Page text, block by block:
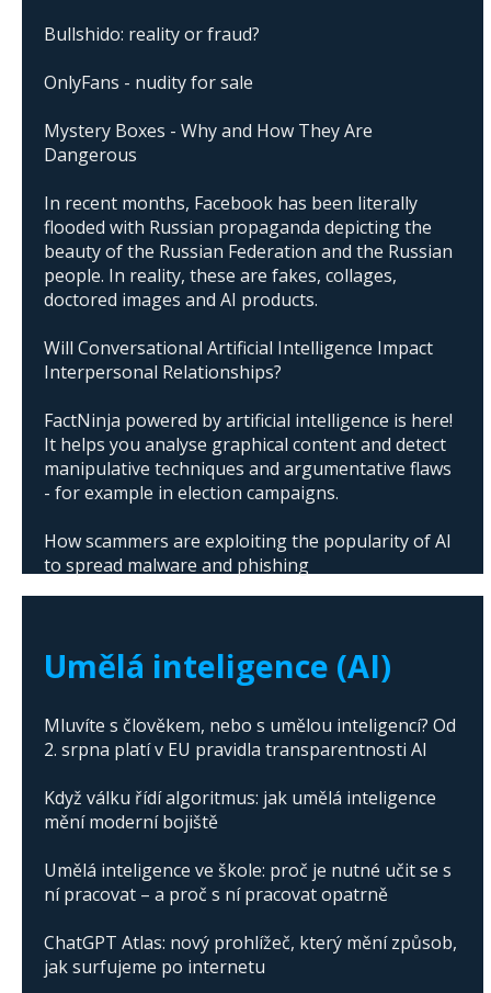
Bullshido: reality or fraud?
OnlyFans - nudity for sale
Mystery Boxes - Why and How They Are
Dangerous
In recent months, Facebook has been literally
flooded with Russian propaganda depicting the
beauty of the Russian Federation and the Russian
people. In reality, these are fakes, collages,
doctored images and AI products.
Will Conversational Artificial Intelligence Impact
Interpersonal Relationships?
FactNinja powered by artificial intelligence is here!
It helps you analyse graphical content and detect
manipulative techniques and argumentative flaws
- for example in election campaigns.
How scammers are exploiting the popularity of AI
to spread malware and phishing
Umělá inteligence (AI)
Mluvíte s člověkem, nebo s umělou inteligencí? Od
2. srpna platí v EU pravidla transparentnosti AI
Když válku řídí algoritmus: jak umělá inteligence
mění moderní bojiště
Umělá inteligence ve škole: proč je nutné učit se s
ní pracovat – a proč s ní pracovat opatrně
ChatGPT Atlas: nový prohlížeč, který mění způsob,
jak surfujeme po internetu